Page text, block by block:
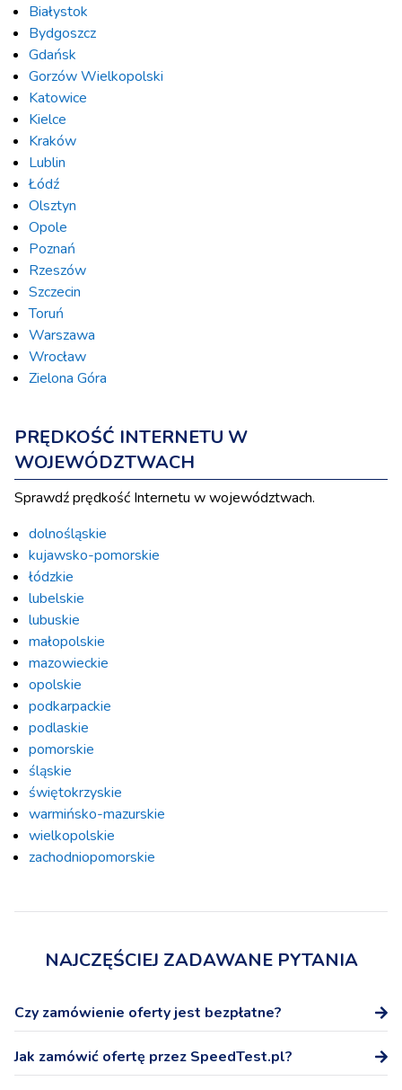
Białystok
Bydgoszcz
Gdańsk
Gorzów Wielkopolski
Katowice
Kielce
Kraków
Lublin
Łódź
Olsztyn
Opole
Poznań
Rzeszów
Szczecin
Toruń
Warszawa
Wrocław
Zielona Góra
PRĘDKOŚĆ INTERNETU W
WOJEWÓDZTWACH
Sprawdź prędkość Internetu w województwach.
dolnośląskie
kujawsko-pomorskie
łódzkie
lubelskie
lubuskie
małopolskie
mazowieckie
opolskie
podkarpackie
podlaskie
pomorskie
śląskie
świętokrzyskie
warmińsko-mazurskie
wielkopolskie
zachodniopomorskie
NAJCZĘŚCIEJ ZADAWANE PYTANIA
Czy zamówienie oferty jest bezpłatne?
Tak, zamówienie oferty na stronie SpeedTest.pl nie wiąże
się z żadnymi dodatkowymi kosztami.
Jak zamówić ofertę przez SpeedTest.pl?